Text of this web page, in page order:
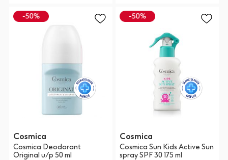
Cosmica
Cosmica Deodorant
Original u/p 50 ml
Cosmica
Cosmica Sun Kids Active Sun
spray SPF 30 175 ml